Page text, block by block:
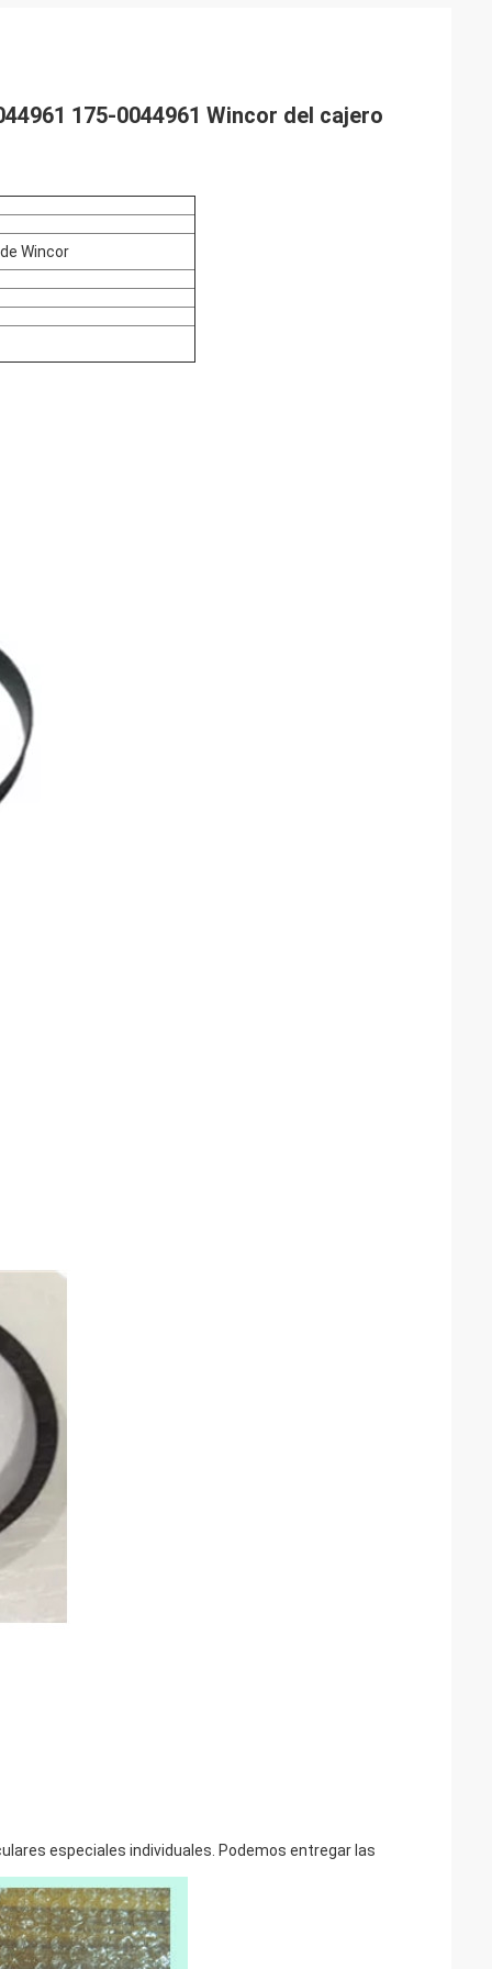
175-0044961 Wincor del cajero
Wincor
especiales individuales. Podemos entregar las